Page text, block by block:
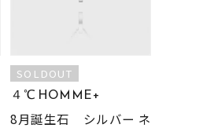
SOLDOUT
４℃ HOMME+
8月誕生石 シルバー ネ